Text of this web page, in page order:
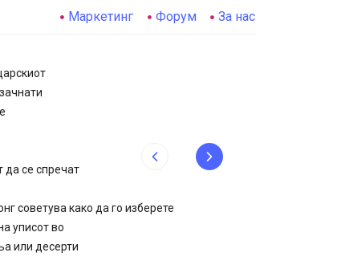
Маркетинг Форум За нас
да се спречат
советува како да го изберете
уписот во
или десерти